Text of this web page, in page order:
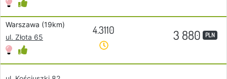
Warszawa (19km)
ul. Złota 65
4.3110 3 880 PLN